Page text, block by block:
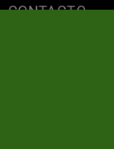
CONTACTO